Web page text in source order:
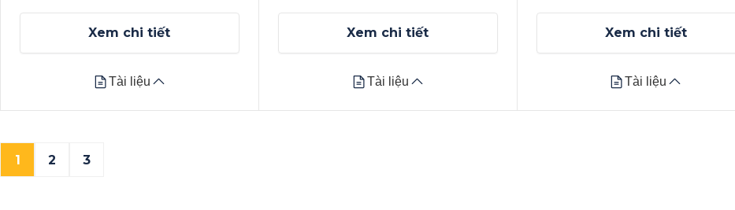
Xem chi tiết
Tài liệu
Xem chi tiết
Tài liệu
Xem chi tiết
Tài liệu
1 2 3